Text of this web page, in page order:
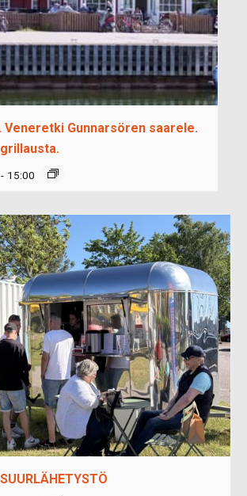
Veneretki Gunnarsören saarele.
- 15:00